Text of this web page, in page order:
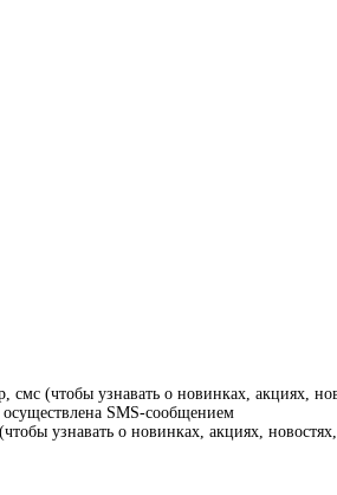
(чтобы узнавать о новинках, акциях,
SMS-сообщением
узнавать о новинках, акциях,